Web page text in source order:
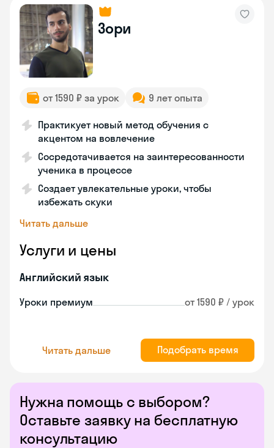
Нужна помощь с выбором?
Оставьте заявку на бесплатную
консультацию
Зори
от 1590 ₽ за урок 9 лет опыта
Практикует новый метод обучения с
акцентом на вовлечение
Сосредотачивается на заинтересованности
ученика в процессе
Создает увлекательные уроки, чтобы
избежать скуки
Читать дальше
Услуги и цены
Английский язык
Уроки премиум от 1590 ₽ / урок
Читать дальше Подобрать время